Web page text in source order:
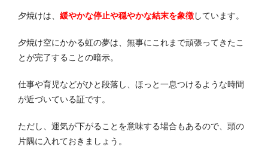
夕焼けは、 緩やかな停止や穏やかな結末を象徴しています。
夕焼け空にかかる虹の夢は、無事にこれまで頑張ってきたこ
とが完了することの暗示。
仕事や育児などがひと段落し、ほっと一息つけるような時間
が近づいている証です。
ただし、運気が下がることを意味する場合もあるので、頭の
片隅に入れておきましょう。